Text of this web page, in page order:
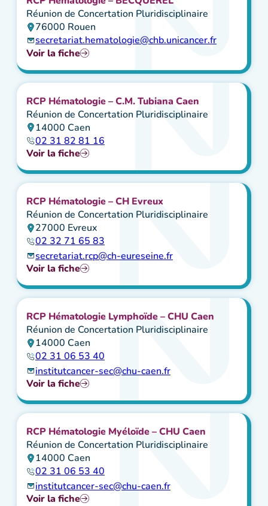
Réunion de Concertation Pluridisciplinaire
76000 Rouen
secretariat.hematologie@chb.unicancer.fr
Voir la fiche
RCP Hématologie – C.M. Tubiana Caen
Réunion de Concertation Pluridisciplinaire
14000 Caen
02 31 82 81 16
Voir la fiche
RCP Hématologie – CH Evreux
Réunion de Concertation Pluridisciplinaire
27000 Evreux
02 32 71 65 83
secretariat.rcp@ch-eureseine.fr
Voir la fiche
RCP Hématologie Lymphoïde – CHU Caen
Réunion de Concertation Pluridisciplinaire
14000 Caen
02 31 06 53 40
institutcancer-sec@chu-caen.fr
Voir la fiche
RCP Hématologie Myéloïde – CHU Caen
Réunion de Concertation Pluridisciplinaire
14000 Caen
02 31 06 53 40
institutcancer-sec@chu-caen.fr
Voir la fiche